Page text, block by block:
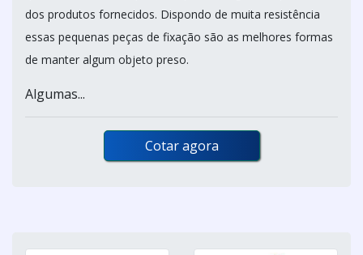
dos produtos fornecidos. Dispondo de muita resistência
essas pequenas peças de fixação são as melhores formas
de manter algum objeto preso.
Algumas...
Cotar agora